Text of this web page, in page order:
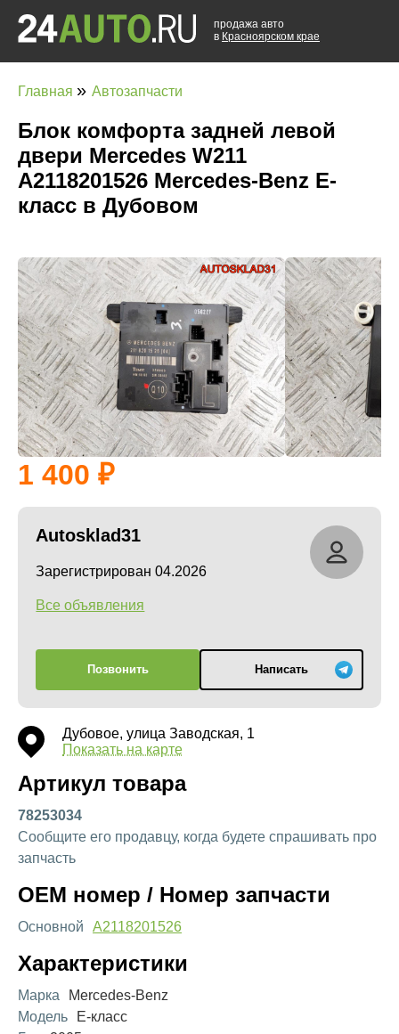
продажа авто
в Красноярском крае
Главная » Автозапчасти
Блок комфорта задней левой
двери Mercedes W211
A2118201526 Mercedes-Benz E-
класс в Дубовом
1 400
Autosklad31
Зарегистрирован 04.2026
Все объявления
Позвонить Написать
Дубовое, улица Заводская, 1
Показать на карте
Артикул товара
78253034
Сообщите его продавцу, когда будете спрашивать про
запчасть
OEM номер / Номер запчасти
Основной A2118201526
Характеристики
Марка
Mercedes-Benz
Модель
E-класс